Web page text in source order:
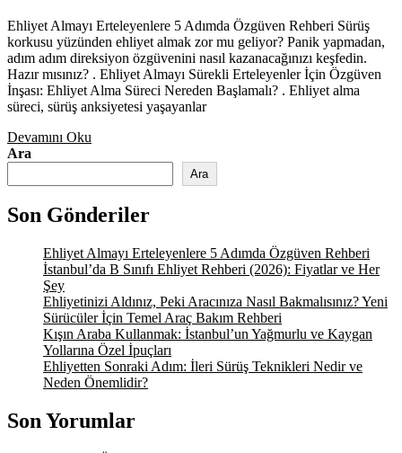
Ehliyet Almayı Erteleyenlere 5 Adımda Özgüven Rehberi Sürüş
korkusu yüzünden ehliyet almak zor mu geliyor? Panik yapmadan,
adım adım direksiyon özgüvenini nasıl kazanacağınızı keşfedin.
Hazır mısınız? . Ehliyet Almayı Sürekli Erteleyenler İçin Özgüven
İnşası: Ehliyet Alma Süreci Nereden Başlamalı? . Ehliyet alma
süreci, sürüş anksiyetesi yaşayanlar
Devamını Oku
Ara
Ara
Son Gönderiler
Ehliyet Almayı Erteleyenlere 5 Adımda Özgüven Rehberi
İstanbul’da B Sınıfı Ehliyet Rehberi (2026): Fiyatlar ve Her
Şey
Ehliyetinizi Aldınız, Peki Aracınıza Nasıl Bakmalısınız? Yeni
Sürücüler İçin Temel Araç Bakım Rehberi
Kışın Araba Kullanmak: İstanbul’un Yağmurlu ve Kaygan
Yollarına Özel İpuçları
Ehliyetten Sonraki Adım: İleri Sürüş Teknikleri Nedir ve
Neden Önemlidir?
Son Yorumlar